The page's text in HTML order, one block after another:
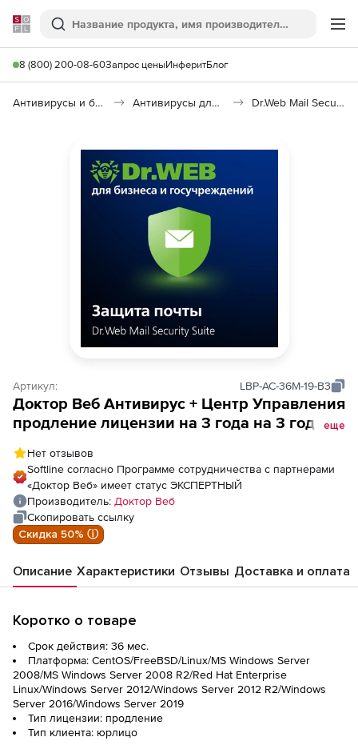
Softline
Поиск
8 (800) 200-08-60Запрос ценыИнферитБлог
Антивирусы и безопасность Антивирусы для организаций Dr.Web Mail Security Suite
Артикул: LBP-AC-36M-19-B3
Доктор Веб Антивирус + Центр Управления
продление лицензии на 3 года на 3 года
еще
Нет отзывов
Softline согласно Программе сотрудничества с партнерами
«Доктор Веб» имеет статус ЭКСПЕРТНЫЙ
Производитель: Доктор Веб
Скопировать ссылку
Скидка 50% ⓘ
Описание Характеристики Отзывы Доставка и оплата
Коротко о товаре
Срок действия: 36 мес.
Платформа: CentOS/FreeBSD/Linux/MS Windows Server
2008/MS Windows Server 2008 R2/Red Hat Enterprise
Linux/Windows Server 2012/Windows Server 2012 R2/Windows
Server 2016/Windows Server 2019
Тип лицензии: продление
Тип клиента: юрлицо